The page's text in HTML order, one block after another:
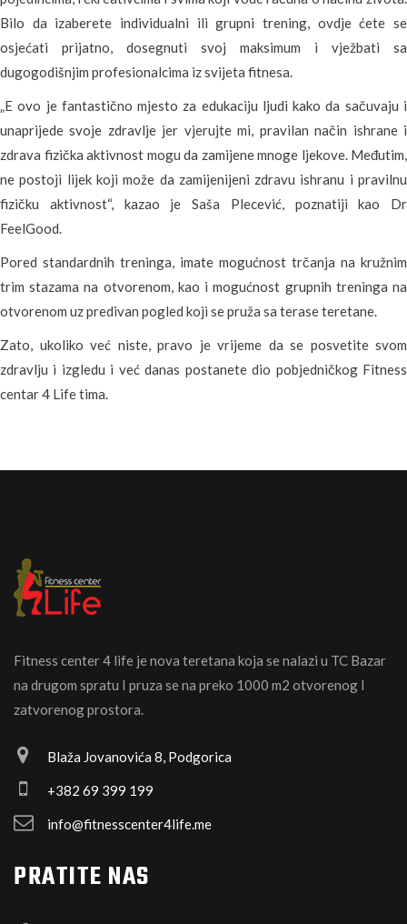
Bilo da izaberete individualni ili grupni trening, ovdje ćete se
osjećati prijatno, dosegnuti svoj maksimum i vježbati sa
dugogodišnjim profesionalcima iz svijeta fitnesa.
„E ovo je fantastično mjesto za edukaciju ljudi kako da sačuvaju i
unaprijede svoje zdravlje jer vjerujte mi, pravilan način ishrane i
zdrava fizička aktivnost mogu da zamijene mnoge ljekove. Međutim,
ne postoji lijek koji može da zamijenijeni zdravu ishranu i pravilnu
fizičku aktivnost“, kazao je Saša Plecević, poznatiji kao Dr
FeelGood.
Pored standardnih treninga, imate mogućnost trčanja na kružnim
trim stazama na otvorenom, kao i mogućnost grupnih treninga na
otvorenom uz predivan pogled koji se pruža sa terase teretane.
Zato, ukoliko već niste, pravo je vrijeme da se posvetite svom
zdravlju i izgledu i već danas postanete dio pobjedničkog Fitness
centar 4 Life tima.
Fitness center 4 life je nova teretana koja se nalazi u TC Bazar
na drugom spratu I pruza se na preko 1000 m2 otvorenog I
zatvorenog prostora.
Blaža Jovanovića 8, Podgorica
+382 69 399 199
info@fitnesscenter4life.me
PRATITE NAS